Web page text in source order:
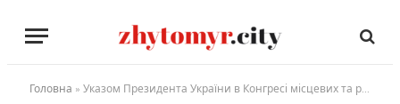
Головна » Указом Президента України в Конгресі місцевих та регіональних влад створено Палату регіональних молодіжних Конгресів